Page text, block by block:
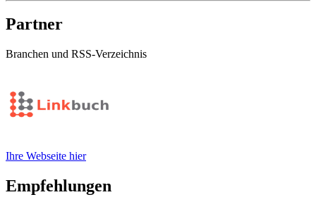
Partner
Branchen und RSS-Verzeichnis
Ihre Webseite hier
Empfehlungen